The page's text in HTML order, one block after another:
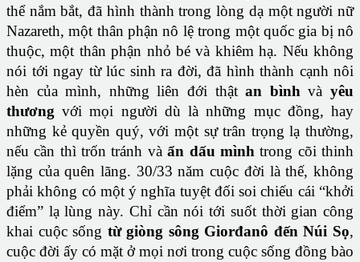
thể nắm bắt, đã hình thành trong lòng dạ một người nữ
Nazareth, một thân phận nô lệ trong một quốc gia bị nô
thuộc, một thân phận nhỏ bé và khiêm hạ. Nếu không
nói tới ngay từ lúc sinh ra đời, đã hình thành cạnh nôi
hèn của mình, những liên đới thậtan bìnhvàyêu
thương với mọi người dù là những mục đồng, hay
những kẻ quyền quý, với một sự trân trọng lạ thường,
nếu cần thì trốn tránh vàẩn dấu mìnhtrong cõi thinh
lặng của quên lãng. 30/33 năm cuộc đời là thế, không
phải không có một ý nghĩa tuyệt đối soi chiếu cái “khởi
điểm” lạ lùng này. Chỉ cần nói tới suốt thời gian công
khai cuộc sống từ giòng sông Giorđanô đến Núi Sọ,
cuộc đời ấy có mặt ở mọi nơi trong cuộc sống đồng bào